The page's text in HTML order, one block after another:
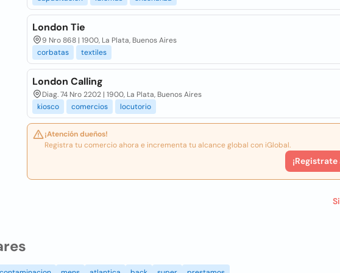
London Tie
9 Nro 868 | 1900, La Plata, Buenos Aires
corbatas
textiles
London Calling
Diag. 74 Nro 2202 | 1900, La Plata, Buenos Aires
kiosco
comercios locutorio
¡Atención dueños!
Registra tu comercio ahora e incrementa tu alcance global con iGlobal.
¡Registrate